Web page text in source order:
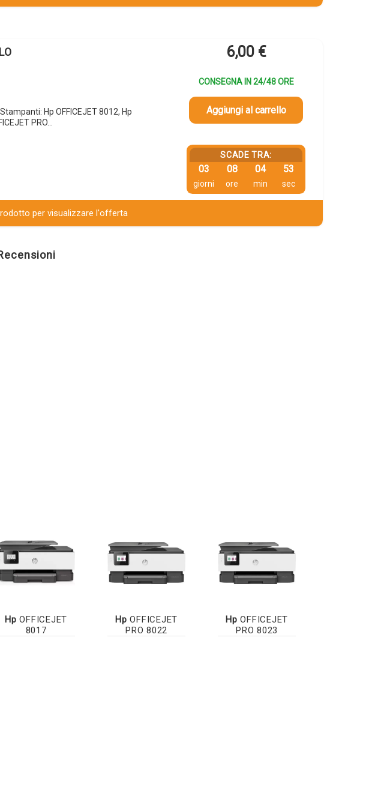
Hp OFFICEJET 8012, Hp
PRO…
6,00 €
CONSEGNA IN 24/48 ORE
Aggiungi al carrello
SCADE TRA:
03
giorni
08
ore
04
min
52
sec
per visualizzare l'offerta
Hp OFFICEJET
8017
Hp OFFICEJET
PRO 8022
Hp OFFICEJET
PRO 8023